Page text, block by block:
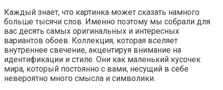
Каждый знает, что картинка может сказать намного
больше тысячи слов. Именно поэтому мы собрали для
вас десять самых оригинальных и интересных
вариантов обоев. Коллекция, которая вселяет
внутреннее свечение, акцентируя внимание на
идентификации и стиле. Они как маленький кусочек
мира, который постоянно с вами, несущий в себе
невероятно много смысла и символики.